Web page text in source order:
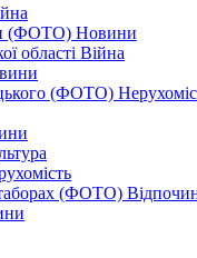
(ФОТО) Новини
області Війна
(ФОТО)
таборах (ФОТО)